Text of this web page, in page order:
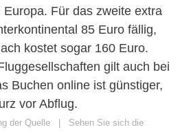
Für das zweite extra
85 Euro fällig,
kostet sogar 160 Euro.
gilt auch bei
Buchen online ist günstiger,
vor Abflug.
der Quelle | Sehen Sie sich die